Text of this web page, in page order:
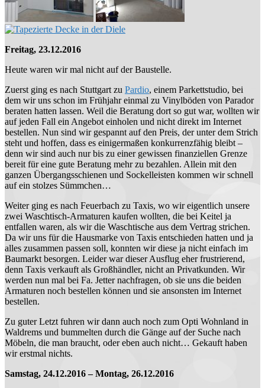
Freitag, 23.12.2016
Heute waren wir mal nicht auf der Baustelle.
Zuerst ging es nach Stuttgart zu Pardio, einem Parkettstudio, bei
dem wir uns schon im Frühjahr einmal zu Vinylböden von Parador
beraten hatten lassen. Weil die Beratung dort so gut war, wollten wir
auf jeden Fall ein Angebot einholen und nicht direkt im Internet
bestellen. Nun sind wir gespannt auf den Preis, der unter dem Strich
steht und hoffen, dass es einigermaßen konkurrenzfähig bleibt –
denn wir sind auch nur bis zu einer gewissen finanziellen Grenze
bereit für eine gute Beratung mehr zu bezahlen. Allein mit den
ganzen Übergangsschienen und Sockelleisten kommen wir schnell
auf ein stolzes Sümmchen…
Weiter ging es nach Feuerbach zu Taxis, wo wir eigentlich unsere
zwei Waschtisch-Armaturen kaufen wollten, die bei Keitel ja
entfallen waren, als wir die Waschtische aus dem Vertrag strichen.
Da wir uns für die Hausmarke von Taxis entschieden hatten und ja
alles zusammen passen soll, konnten wir diese ja nicht einfach im
Baumarkt besorgen. Leider war dieser Ausflug eher frustrierend,
denn Taxis verkauft als Großhändler, nicht an Privatkunden. Wir
werden nun mal bei Fa. Jetter nachfragen, ob sie uns die beiden
Armaturen noch bestellen können und sie ansonsten im Internet
bestellen.
Zu guter Letzt fuhren wir dann auch noch zum Opti Wohnland in
Waldrems und bummelten durch die Gänge auf der Suche nach
Möbeln, die man braucht, oder eben auch nicht… Gekauft haben
wir erstmal nichts.
Samstag, 24.12.2016 – Montag, 26.12.2016